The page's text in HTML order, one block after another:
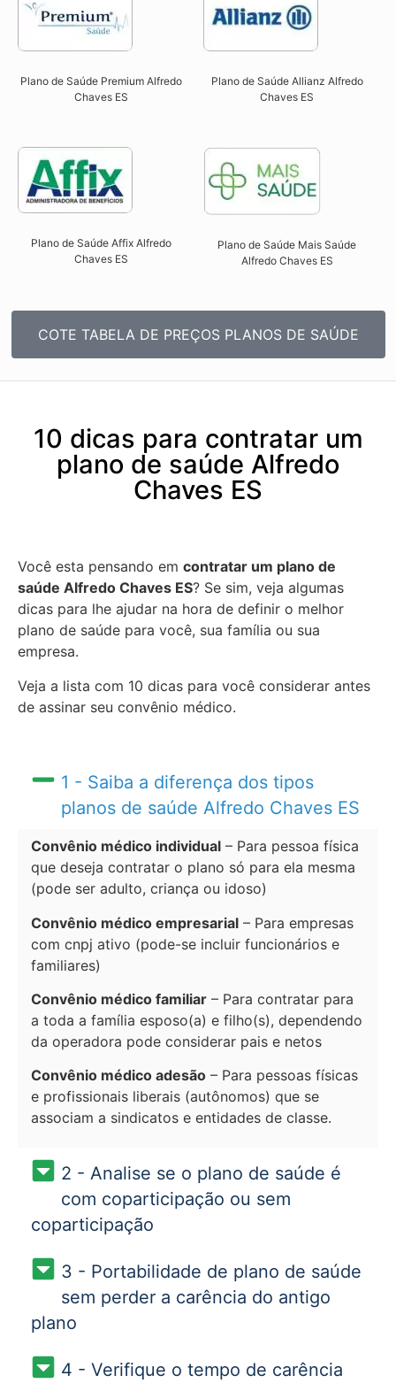
Plano de Saúde Premium Alfredo
Chaves ES​
Plano de Saúde Allianz Alfredo
Chaves ES​
Plano de Saúde Affix Alfredo
Chaves ES​
Plano de Saúde Mais Saúde
Alfredo Chaves ES​
COTE TABELA DE PREÇOS PLANOS DE SAÚDE
10 dicas para contratar um
plano de saúde Alfredo
Chaves ES
Você esta pensando em contratar um plano de
saúde Alfredo Chaves ES? Se sim, veja algumas
dicas para lhe ajudar na hora de definir o melhor
plano de saúde para você, sua família ou sua
empresa.
Veja a lista com 10 dicas para você considerar antes
de assinar seu convênio médico.
1 - Saiba a diferença dos tipos
planos de saúde Alfredo Chaves ES
Convênio médico individual – Para pessoa física
que deseja contratar o plano só para ela mesma
(pode ser adulto, criança ou idoso)
Convênio médico empresarial – Para empresas
com cnpj ativo (pode-se incluir funcionários e
familiares)
Convênio médico familiar – Para contratar para
a toda a família esposo(a) e filho(s), dependendo
da operadora pode considerar pais e netos
Convênio médico adesão – Para pessoas físicas
e profissionais liberais (autônomos) que se
associam a sindicatos e entidades de classe.
2 - Analise se o plano de saúde é
com coparticipação ou sem
coparticipação
3 - Portabilidade de plano de saúde
sem perder a carência do antigo
plano
4 - Verifique o tempo de carência